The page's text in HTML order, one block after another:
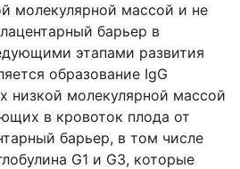
молекулярной массой и не
барьер в
этапами развития
образование IgG
низкой молекулярной массой
в кровоток плода от
барьер, в том числе
G1 и G3, которые